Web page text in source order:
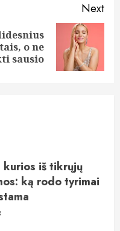
Next
o ne
sausio
kurios iš tikrųjų
ką rodo tyrimai